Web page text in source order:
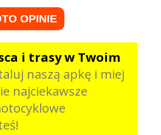
OPINIE
i trasy w Twoim
naszą apkę i miej
najciekawsze